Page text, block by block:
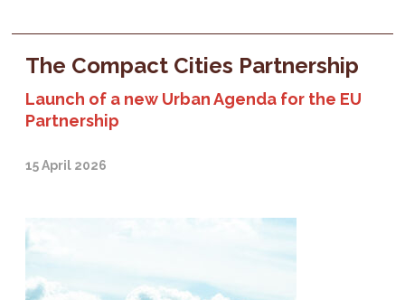
The Compact Cities Partnership
Launch of a new Urban Agenda for the EU
Partnership
15 April 2026